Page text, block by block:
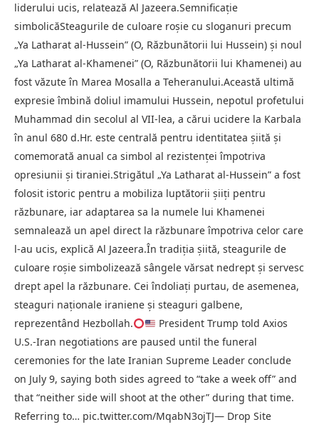
liderului ucis, relatează Al Jazeera.Semnificație
simbolicăSteagurile de culoare roșie cu sloganuri precum
„Ya Latharat al-Hussein” (O, Răzbunătorii lui Hussein) și noul
„Ya Latharat al-Khamenei” (O, Răzbunătorii lui Khamenei) au
fost văzute în Marea Mosalla a Teheranului.Această ultimă
expresie îmbină doliul imamului Hussein, nepotul profetului
Muhammad din secolul al VII-lea, a cărui ucidere la Karbala
în anul 680 d.Hr. este centrală pentru identitatea șiită și
comemorată anual ca simbol al rezistenței împotriva
opresiunii și tiraniei.Strigătul „Ya Latharat al-Hussein” a fost
folosit istoric pentru a mobiliza luptătorii șiiți pentru
răzbunare, iar adaptarea sa la numele lui Khamenei
semnalează un apel direct la răzbunare împotriva celor care
l-au ucis, explică Al Jazeera.În tradiția șiită, steagurile de
culoare roșie simbolizează sângele vărsat nedrept și servesc
drept apel la răzbunare. Cei îndoliați purtau, de asemenea,
steaguri naționale iraniene și steaguri galbene,
reprezentând Hezbollah.
President Trump told Axios
U.S.-Iran negotiations are paused until the funeral
ceremonies for the late Iranian Supreme Leader conclude
on July 9, saying both sides agreed to “take a week off” and
that “neither side will shoot at the other” during that time.
Referring to… pic.twitter.com/MqabN3ojTJ— Drop Site